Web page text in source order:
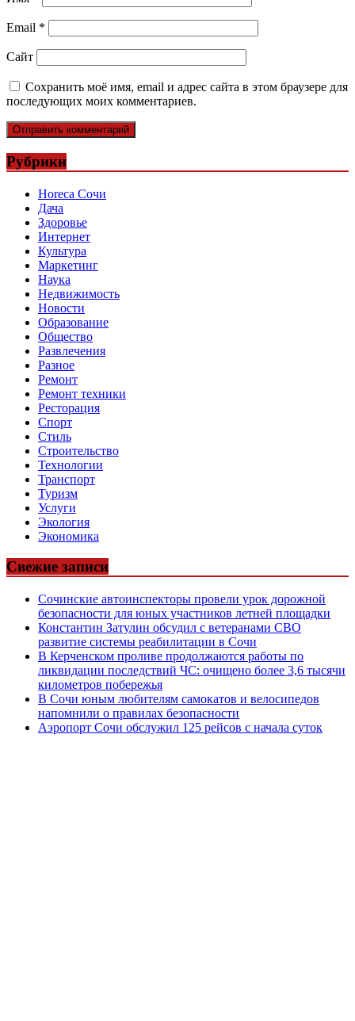
Email *
Сайт
Сохранить моё имя, email и адрес сайта в этом браузере для
последующих моих комментариев.
Рубрики
Horeca Сочи
Дача
Здоровье
Интернет
Культура
Маркетинг
Наука
Недвижимость
Новости
Образование
Общество
Развлечения
Разное
Ремонт
Ремонт техники
Ресторация
Спорт
Стиль
Строительство
Технологии
Транспорт
Туризм
Услуги
Экология
Экономика
Свежие записи
Сочинские автоинспекторы провели урок дорожной
безопасности для юных участников летней площадки
Константин Затулин обсудил с ветеранами СВО
развитие системы реабилитации в Сочи
В Керченском проливе продолжаются работы по
ликвидации последствий ЧС: очищено более 3,6 тысячи
километров побережья
В Сочи юным любителям самокатов и велосипедов
напомнили о правилах безопасности
Аэропорт Сочи обслужил 125 рейсов с начала суток